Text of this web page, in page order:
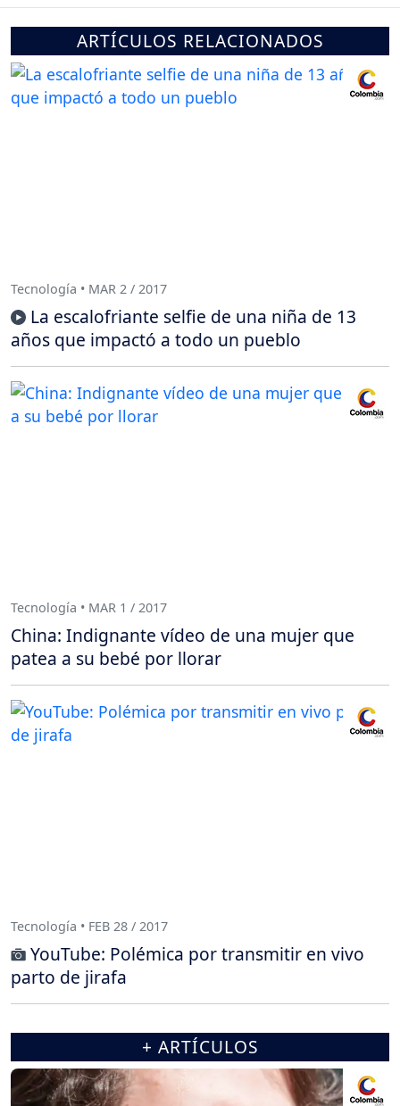
ARTÍCULOS RELACIONADOS
Tecnología • MAR 2 / 2017
La escalofriante selfie de una niña de 13
años que impactó a todo un pueblo
Tecnología • MAR 1 / 2017
China: Indignante vídeo de una mujer que
patea a su bebé por llorar
Tecnología • FEB 28 / 2017
YouTube: Polémica por transmitir en vivo
parto de jirafa
+ ARTÍCULOS